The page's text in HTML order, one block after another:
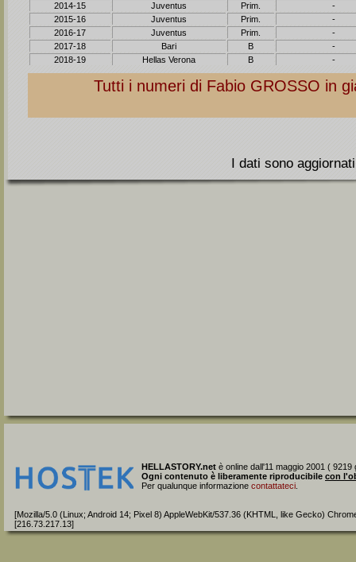
2014-15
Juventus Prim.
-
2015-16
Juventus Prim.
-
2016-17
Juventus Prim.
-
2017-18
Bari B
-
2018-19
Hellas Verona B -
Tutti i numeri di Fabio GROSSO in
I dati sono
HELLASTORY.net è online dall'11 maggio 2001 ( 9219
Ogni contenuto è liberamente riproducibile con
Per qualunque informazione contattateci.
[Mozilla/5.0 (Linux; Android 14; Pixel 8) AppleWebKit/537.36 (KHTML, like Gecko)
[216.73.217.13]